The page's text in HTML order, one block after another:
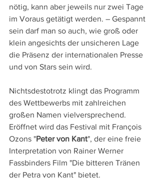
nötig, kann aber jeweils nur zwei Tage
im Voraus getätigt werden. – Gespannt
sein darf man so auch, wie groß oder
klein angesichts der unsicheren Lage
die Präsenz der internationalen Presse
und von Stars sein wird.
Nichtsdestotrotz klingt das Programm
des Wettbewerbs mit zahlreichen
großen Namen vielversprechend.
Eröffnet wird das Festival mit François
Ozons "Peter von Kant", der eine freie
Interpretation von Rainer Werner
Fassbinders Film "Die bitteren Tränen
der Petra von Kant" bietet.